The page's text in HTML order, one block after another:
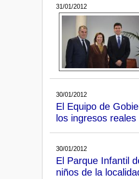
31/01/2012
30/01/2012
El Equipo de
los ingresos
30/01/2012
El Parque Infantil
niños de la